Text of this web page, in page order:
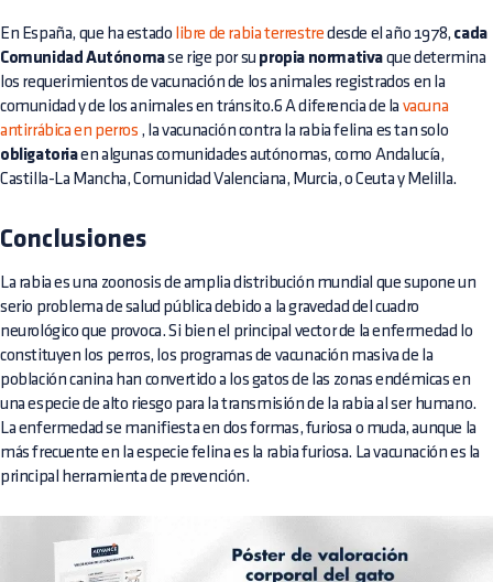
En España, que ha estado libre de rabia terrestre desde el año 1978, cada
Comunidad Autónomase rige por su propia normativa que determina
los requerimientos de vacunación de los animales registrados en la
comunidad y de los animales en tránsito.6 A diferencia de la vacuna
antirrábica en perros , la vacunación contra la rabia felina es tan solo
obligatoriaen algunas comunidades autónomas, como Andalucía,
Castilla-La Mancha, Comunidad Valenciana, Murcia, o Ceuta y Melilla.
Conclusiones
La rabia es una zoonosis de amplia distribución mundial que supone un
serio problema de salud pública debido a la gravedad del cuadro
neurológico que provoca. Si bien el principal vector de la enfermedad lo
constituyen los perros, los programas de vacunación masiva de la
población canina han convertido a los gatos de las zonas endémicas en
una especie de alto riesgo para la transmisión de la rabia al ser humano.
La enfermedad se manifiesta en dos formas, furiosa o muda, aunque la
más frecuente en la especie felina es la rabia furiosa. La vacunación es la
principal herramienta de prevención.